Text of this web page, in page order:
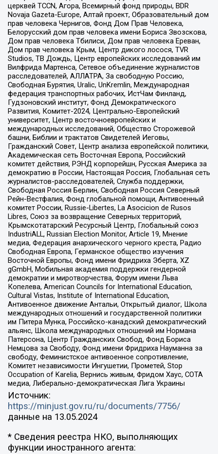
церквей TCCN, Агора, Всемирный фонд природы, BDR
Novaja Gazeta-Europe, Алтай проект, Образовательный дом
прав человека Чернигов, Фонд Дом Прав Человека,
Белорусский дом прав человека имени Бориса Звозскова,
Дом прав человека Тбилиси, Дом прав человека Ереван,
Дом прав человека Крым, Центр дикого лосося, TVR
Studios, ТВ Дождь, Центр европейских исследований им
Вилфрида Мартенса, Сетевое объединение журналистов
расследователей, АЛЛАТРА, За свободную Россию,
Свободная Бурятия, Uralic, UnKremlin, Международная
федерация транспортных рабочих, ИстЧам Финланд,
Гудзоновский институт, Фонд Демократического
Развития, Комитет-2024, Центрально-Европейский
университет, Центр восточноевропейских и
международных исследований, Общество Сторожевой
башни, Библии и трактатов Свидетелей Иеговы,
Гражданский Совет, Центр анализа европейской политики,
Академическая сеть Восточная Европа, Российский
комитет действия, РЭНД корпорейшн, Русская Америка за
демократию в России, Настоящая Россия, Глобальная сеть
журналистов-расследователей, Служба поддержки,
Свободная Россия Берлин, Свободная Россия Северный
Рейн-Вестфалия, Фонд глобальной помощи, Антивоенный
комитет России, Russie-Libertes, La Asocicion de Rusos
Libres, Союз за возвращение Северных территорий,
Крымскотатарский Ресурсный Центр, Глобальный союз
IndustriALL, Russian Election Monitor, Article 19, Мнение
медиа, Федерация анархического черного креста, Радио
Свободная Европа, Германское общество изучения
Восточной Европы, Фонд имени Фридриха Эберта, XZ
gGmbH, Мобильная академия поддержки гендерной
демократии и миротворчества, Форум имени Льва
Копелева, American Councils for International Education,
Cultural Vistas, Institute of International Education,
Антивоенное движение Антальи, Открытый диалог, Школа
международных отношений и государственной политики
им Питера Мунка, Российско-канадский демократический
альянс, Школа международных отношений им Нормана
Патерсона, Центр Гражданских Свобод, Фонд Бориса
Немцова за Свободу, Фонд имени Фридриха Науманна за
свободу, Феминистское антивоенное сопротивление,
Комитет независимости Ингушетии, Прометей, Stop
Occupation of Karelia, Вернись живым, Фридом Хаус, СОТА
медиа, Либерально-демократическая Лига Украины
Источник:
https://minjust.gov.ru/ru/documents/7756/
данные на 13.05.2024
* Сведения реестра НКО, выполняющих
функции иностранного агента: